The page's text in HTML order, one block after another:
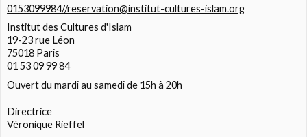
0153099984//reservation@institut-cultures-islam.org
Institut des Cultures d'Islam
19-23 rue Léon
75018 Paris
01 53 09 99 84
Ouvert du mardi au samedi de 15h à 20h
Directrice
Véronique Rieffel